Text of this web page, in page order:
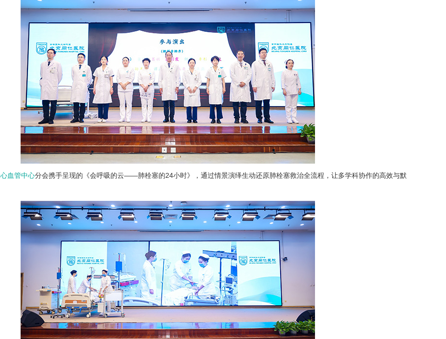
心血管中心分会携手呈现的《会呼吸的云——肺栓塞的24小时》，通过情景演绎生动还原肺栓塞救治全流程，让多学科协作的高效与默